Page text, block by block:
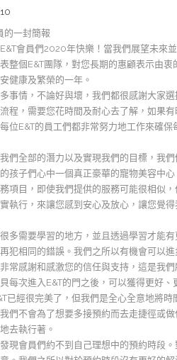
的一封簡報
會員們2020年快樂！當我們展望未來
整個E&T團隊，對您長期的惠顧表示由
健康及繁榮的一年。
事情，不論好與壞，我們都很感謝大家
程，需要您花時間及耐心去了解，如果
位E&T的員工們都非常努力地工作來確
們全部的潛力以及實現我們的目標，我
孩子們心中一個真正豪華的寵物美容中
項目，即使我們提供的服務可能很相似
執行，來讓您感到安心及放心，讓您覺
多需要學習的地方，並且透過學習才能
犯相同的錯誤。我們之所以有機會可以
常感謝和感激您的信任與支持，這是我
每次進入E&T的門之後，可以獲得更好、
已經很完美了，但我們是全心全意地將
們不會為了想要多接預約而去走捷徑或
去執行著。
現會員們約不到自己理想中的預約時段